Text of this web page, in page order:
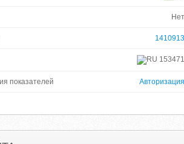
Нет
1410913
153471
показателей Авторизация